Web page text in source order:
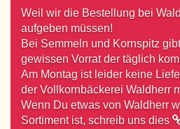
Weil wir die Bestellung bei
aufgeben müssen!
Bei Semmeln und Kornspitz
gewissen Vorrat der täglich
Am Montag ist leider keine
der Vollkornbäckerei Waldherr
Wenn Du etwas von Waldherr
Sortiment ist, schreib uns dies